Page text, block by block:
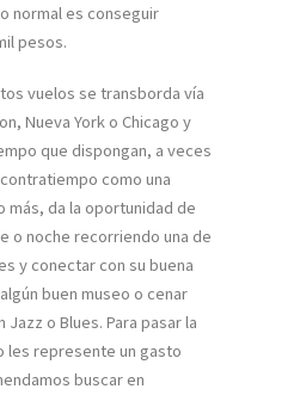
normal es conseguir
pesos.
vuelos se transborda vía
Nueva York o Chicago y
que dispongan, a veces
como una
más, da la oportunidad de
o noche recorriendo una de
y conectar con su buena
buen museo o cenar
Jazz o Blues. Para pasar la
les represente un gasto
buscar en